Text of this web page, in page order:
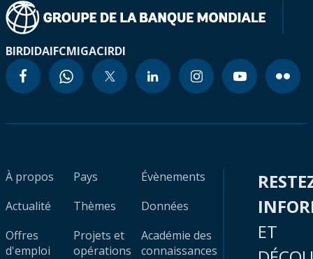
BIRDIDAIFCMIGACIRDI
À propos
Actualité
Offres
d'emploi
Pays
Thèmes
Projets et
opérations
Évènements
Données
Académie des
connaissances
ET